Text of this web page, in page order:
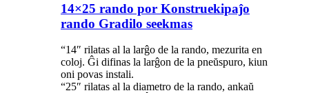
14×25 rando por Konstruekipaĵo
rando Gradilo seekmas
“14″ rilatas al la larĝo de la rando, mezurita en
coloj. Ĝi difinas la larĝon de la pneŭspuro, kiun
oni povas instali.
“25″ rilatas al la diametro de la rando, ankaŭ